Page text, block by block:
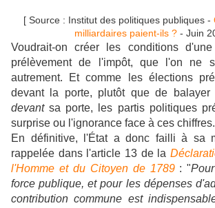
[ Source : Institut des politiques publiques -
milliardaires paient-ils ? - Juin
Voudrait-on créer les conditions
prélèvement de l'impôt, que l'on ne
autrement. Et comme les élections
devant la porte, plutôt que de balayer
devantsa porte, les partis politiques
surprise ou l'ignorance face à ces chiffres.
En définitive, l'État a donc failli à sa
rappelée dans l'article 13 de la
l'Homme et du Citoyen de 1789: "
force publique, et pour les dépenses
contribution commune est